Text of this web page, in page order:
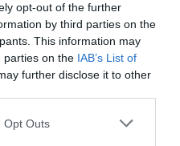
opt-out of the further
by third parties on the
This information may
parties on the IAB’s List of
further disclose it to other
Opt Outs